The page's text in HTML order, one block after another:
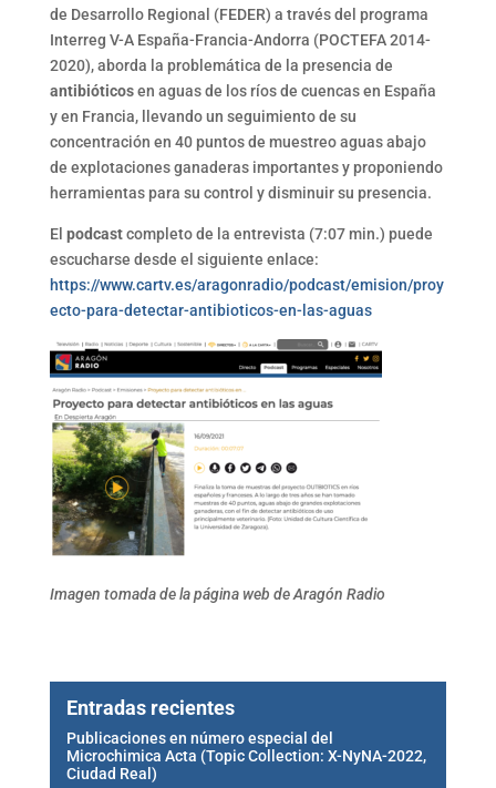
de Desarrollo Regional (FEDER) a través del programa
Interreg V-A España-Francia-Andorra (POCTEFA 2014-
2020), aborda la problemática de la presencia de
antibióticosen aguas de los ríos de cuencas en España
y en Francia, llevando un seguimiento de su
concentración en 40 puntos de muestreo aguas abajo
de explotaciones ganaderas importantes y proponiendo
herramientas para su control y disminuir su presencia.
El podcastcompleto de la entrevista (7:07 min.) puede
escucharse desde el siguiente enlace:
https://www.cartv.es/aragonradio/podcast/emision/proy
ecto-para-detectar-antibioticos-en-las-aguas
Imagen tomada de la página web de Aragón Radio
Entradas recientes
Publicaciones en número especial del
Microchimica Acta (Topic Collection: X-NyNA-2022,
Ciudad Real)